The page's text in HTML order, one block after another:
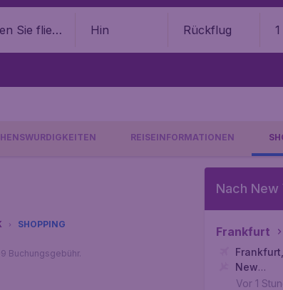
Hin Rückflug
REISEINFORMATIONEN
SHOPPING
Buchungsgebühr.
Nach New
Frankfurt
Frankfurt
New
York,
Vor 1